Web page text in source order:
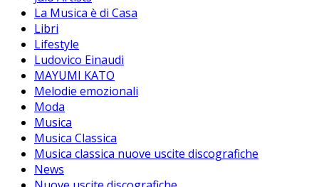
La Musica è di Casa
Libri
Lifestyle
Ludovico Einaudi
MAYUMI KATO
Melodie emozionali
Moda
Musica
Musica Classica
Musica classica nuove uscite discografiche
News